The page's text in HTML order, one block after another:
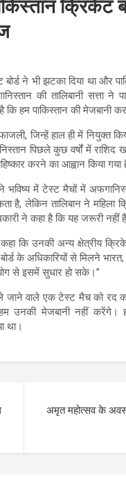
क्रिकेट
ने भी झटका दिया था और
की तालिबानी सत्ता ने
हम पाकिस्तान की मेजबानी
जिन्हें हाल ही में नियुक्त
पिछले कुछ वर्षों में
करने का आह्वान किया गया
में टेस्ट मैचों में
है, लेकिन तालिबान ने महिला
ने कहा है कि यह जरूरी नहीं
कि उनकी अन्य क्षेत्रीय
के अधिकारियों से मिलने
से इसमें सुधार हो सके।”
जाने वाले एक टेस्ट मैच को
मेजबानी नहीं करेंगे।
था।
अमृत महोत्‍सव के